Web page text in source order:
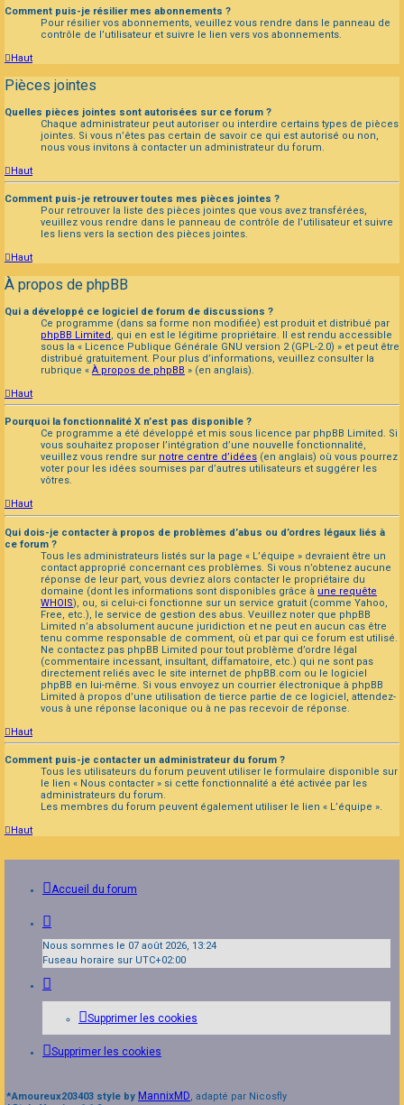
Comment puis-je résilier mes abonnements ?
Pour résilier vos abonnements, veuillez vous rendre dans le panneau de
contrôle de l’utilisateur et suivre le lien vers vos abonnements.
Haut
Pièces jointes
Quelles pièces jointes sont autorisées sur ce forum ?
Chaque administrateur peut autoriser ou interdire certains types de pièces
jointes. Si vous n’êtes pas certain de savoir ce qui est autorisé ou non,
nous vous invitons à contacter un administrateur du forum.
Haut
Comment puis-je retrouver toutes mes pièces jointes ?
Pour retrouver la liste des pièces jointes que vous avez transférées,
veuillez vous rendre dans le panneau de contrôle de l’utilisateur et suivre
les liens vers la section des pièces jointes.
Haut
À propos de phpBB
Qui a développé ce logiciel de forum de discussions ?
Ce programme (dans sa forme non modifiée) est produit et distribué par
phpBB Limited , qui en est le légitime propriétaire. Il est rendu accessible
sous la « Licence Publique Générale GNU version 2 (GPL-2.0) » et peut être
distribué gratuitement. Pour plus d’informations, veuillez consulter la
rubrique « À propos de phpBB » (en anglais).
Haut
Pourquoi la fonctionnalité X n’est pas disponible ?
Ce programme a été développé et mis sous licence par phpBB Limited. Si
vous souhaitez proposer l’intégration d’une nouvelle fonctionnalité,
veuillez vous rendre sur notre centre d’idées (en anglais) où vous pourrez
voter pour les idées soumises par d’autres utilisateurs et suggérer les
vôtres.
Haut
Qui dois-je contacter à propos de problèmes d’abus ou d’ordres légaux liés à
ce forum ?
Tous les administrateurs listés sur la page « L’équipe » devraient être un
contact approprié concernant ces problèmes. Si vous n’obtenez aucune
réponse de leur part, vous devriez alors contacter le propriétaire du
domaine (dont les informations sont disponibles grâce à une requête
WHOIS), ou, si celui-ci fonctionne sur un service gratuit (comme Yahoo,
Free, etc.), le service de gestion des abus. Veuillez noter que phpBB
Limited n’a absolument aucune juridiction et ne peut en aucun cas être
tenu comme responsable de comment, où et par qui ce forum est utilisé.
Ne contactez pas phpBB Limited pour tout problème d’ordre légal
(commentaire incessant, insultant, diffamatoire, etc.) qui ne sont pas
directement reliés avec le site internet de phpBB.com ou le logiciel
phpBB en lui-même. Si vous envoyez un courrier électronique à phpBB
Limited à propos d’une utilisation de tierce partie de ce logiciel, attendez-
vous à une réponse laconique ou à ne pas recevoir de réponse.
Haut
Comment puis-je contacter un administrateur du forum ?
Tous les utilisateurs du forum peuvent utiliser le formulaire disponible sur
le lien « Nous contacter » si cette fonctionnalité a été activée par les
administrateurs du forum.
Les membres du forum peuvent également utiliser le lien « L’équipe ».
Haut
Accueil du forum
Nous sommes le 07 août 2026, 13:24
Fuseau horaire sur UTC+02:00
Supprimer les cookies
Supprimer les cookies
*Amoureux203403 style by MannixMD, adapté par Nicosfly